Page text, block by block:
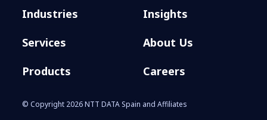
Industries
Services
Products
Insights
About Us
Careers
© Copyright 2026 NTT DATA Spain and Affiliates